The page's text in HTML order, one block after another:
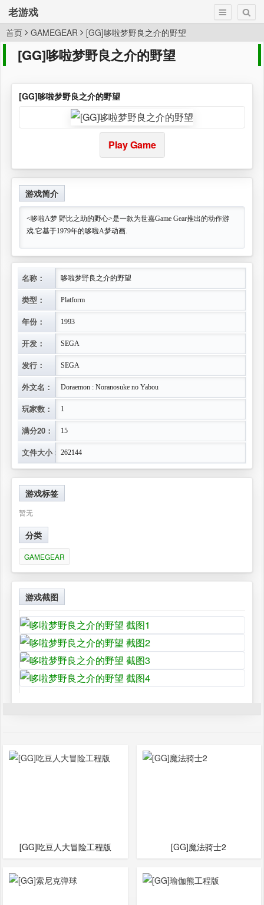
老游戏
首页 GAMEGEAR [GG]哆啦梦野良之介的野望
[GG]哆啦梦野良之介的野望
[GG]哆啦梦野良之介的野望
Play Game
游戏简介
<哆啦A梦 野比之助的野心>是一款为世嘉Game Gear推出的动作游
戏.它基于1979年的哆啦A梦动画.
名称： 哆啦梦野良之介的野望
类型： Platform
年份： 1993
开发： SEGA
发行： SEGA
外文名： Doraemon : Noranosuke no Yabou
玩家数： 1
满分20： 15
文件大小： 262144
游戏标签
暂无
分类
GAMEGEAR
游戏截图
[GG]吃豆人大冒险工程版 [GG]魔法骑士2